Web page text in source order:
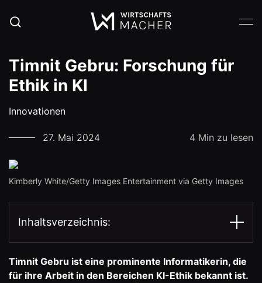
Timnit Gebru: Forschung für
Ethik in KI
Innovationen
4 Min zu lesen
27. Mai 2024
Kimberly White/Getty Images Entertainment via Getty Images
Inhaltsverzeichnis:
Timnit Gebru ist eine prominente Informatikerin, die
für ihre Arbeit in den Bereichen KI-Ethik bekannt ist.